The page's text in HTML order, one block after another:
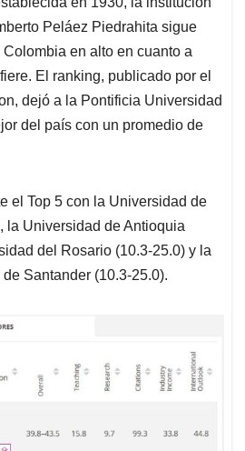
l
a
d
s
Peláez Piedrahita sigue
en alto en cuanto a
El ranking, publicado por el
dejó a la Pontificia Universidad
del país con un promedio de
el Top 5 con la Universidad de
la Universidad de Antioquia
del Rosario (10.3-25.0) y la
Santander (10.3-25.0).